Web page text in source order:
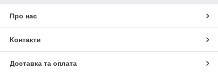
Про нас
Контакти
Доставка та оплата